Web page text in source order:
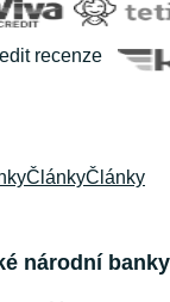
ČlánkyČlánky
národní banky